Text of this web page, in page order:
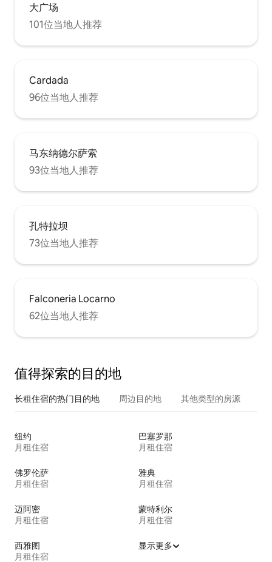
大广场
101位当地人推荐
Cardada
96位当地人推荐
马东纳德尔萨索
93位当地人推荐
孔特拉坝
73位当地人推荐
Falconeria Locarno
62位当地人推荐
值得探索的目的地
长租住宿的热门目的地 周边目的地 其他类型的房源
纽约
月租住宿
巴塞罗那
月租住宿
佛罗伦萨
月租住宿
雅典
月租住宿
迈阿密
月租住宿
蒙特利尔
月租住宿
西雅图
月租住宿
显示更多